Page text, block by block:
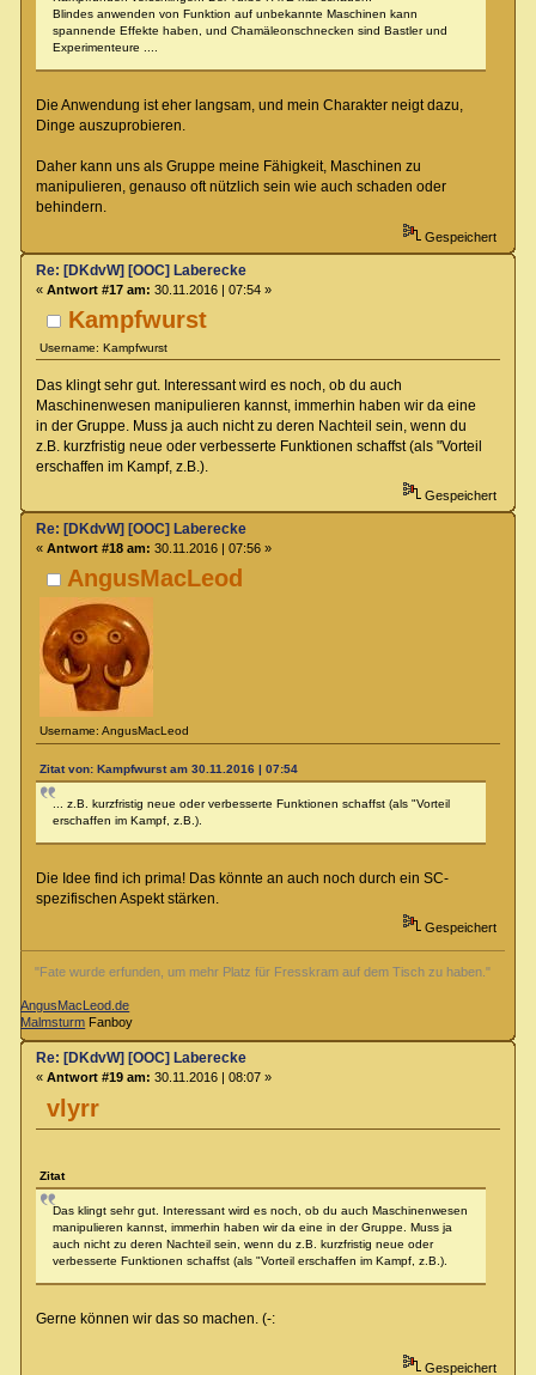
Blindes anwenden von Funktion auf unbekannte Maschinen kann
spannende Effekte haben, und Chamäleonschnecken sind Bastler und
Experimenteure ....
Die Anwendung ist eher langsam, und mein Charakter neigt dazu,
Dinge auszuprobieren.
Daher kann uns als Gruppe meine Fähigkeit, Maschinen zu
manipulieren, genauso oft nützlich sein wie auch schaden oder
behindern.
Gespeichert
Kampfwurst
Username: Kampfwurst
Re: [DKdvW] [OOC] Laberecke
« Antwort #17 am: 30.11.2016 | 07:54 »
Das klingt sehr gut. Interessant wird es noch, ob du auch
Maschinenwesen manipulieren kannst, immerhin haben wir da eine
in der Gruppe. Muss ja auch nicht zu deren Nachteil sein, wenn du
z.B. kurzfristig neue oder verbesserte Funktionen schaffst (als "Vorteil
erschaffen im Kampf, z.B.).
Gespeichert
AngusMacLeod
Username: AngusMacLeod
Re: [DKdvW] [OOC] Laberecke
« Antwort #18 am: 30.11.2016 | 07:56 »
Zitat von: Kampfwurst am 30.11.2016 | 07:54
... z.B. kurzfristig neue oder verbesserte Funktionen schaffst (als "Vorteil
erschaffen im Kampf, z.B.).
Die Idee find ich prima! Das könnte an auch noch durch ein SC-
spezifischen Aspekt stärken.
Gespeichert
"Fate wurde erfunden, um mehr Platz für Fresskram auf dem Tisch zu haben."
AngusMacLeod.de
Malmsturm Fanboy
vlyrr
Re: [DKdvW] [OOC] Laberecke
« Antwort #19 am: 30.11.2016 | 08:07 »
Zitat
Das klingt sehr gut. Interessant wird es noch, ob du auch Maschinenwesen
manipulieren kannst, immerhin haben wir da eine in der Gruppe. Muss ja
auch nicht zu deren Nachteil sein, wenn du z.B. kurzfristig neue oder
verbesserte Funktionen schaffst (als "Vorteil erschaffen im Kampf, z.B.).
Gerne können wir das so machen. (-:
Gespeichert